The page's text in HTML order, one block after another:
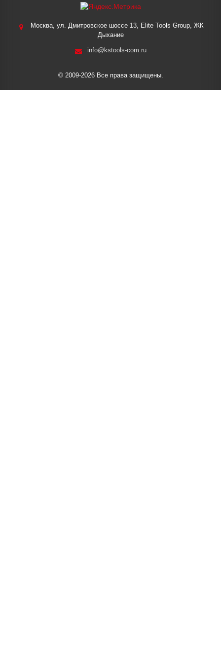
Москва, ул. Дмитровское шоссе 13, Elite Tools Group, ЖК
Дыхание
info@kstools-com.ru
© 2009-2026 Все права защищены.